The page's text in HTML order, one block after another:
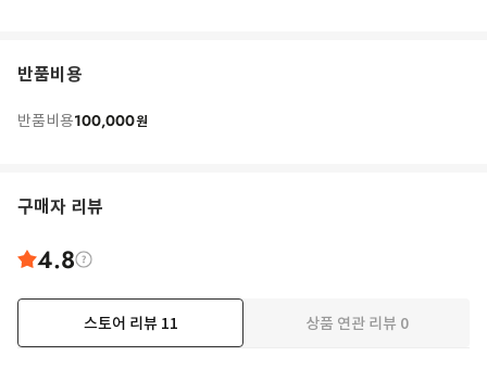
반품비용
반품비용100,000원
구매자 리뷰
4.8
스토어 리뷰 11 상품 연관 리뷰 0